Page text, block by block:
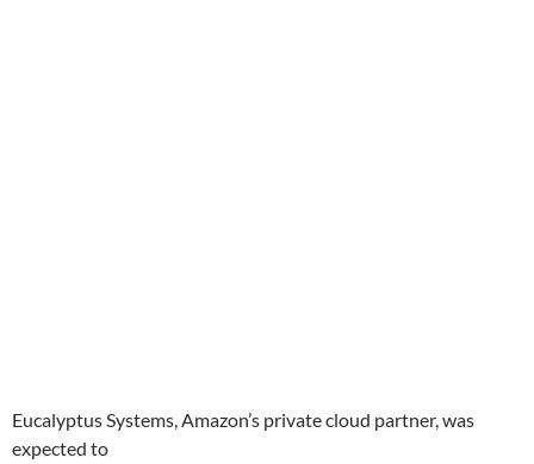
Eucalyptus Systems, Amazon’s private cloud partner, was
expected to